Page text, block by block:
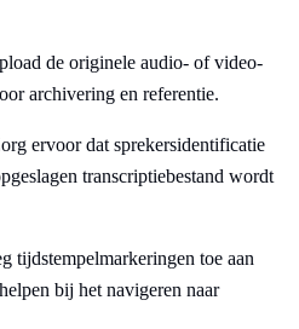
de originele audio- of video-
archivering en referentie.
ervoor dat sprekersidentificatie
transcriptiebestand wordt
tijdstempelmarkeringen toe aan
bij het navigeren naar